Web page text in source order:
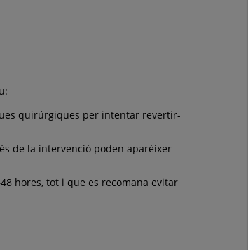
quirúrgiques per intentar revertir-
de la intervenció poden aparèixer
hores, tot i que es recomana evitar